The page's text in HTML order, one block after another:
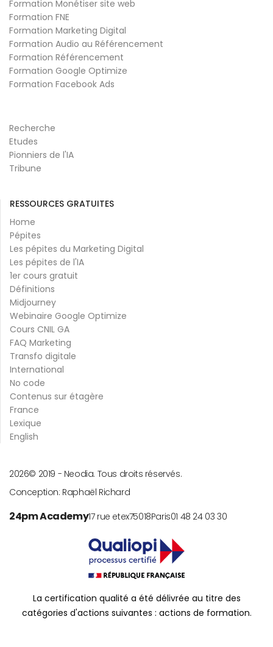
Formation Monétiser site web
Formation FNE
Formation Marketing Digital
Formation Audio au Référencement
Formation Référencement
Formation Google Optimize
Formation Facebook Ads
Recherche
Etudes
Pionniers de l'IA
Tribune
RESSOURCES GRATUITES
Home
Pépites
Les pépites du Marketing Digital
Les pépites de l'IA
1er cours gratuit
Définitions
Midjourney
Webinaire Google Optimize
Cours CNIL GA
FAQ Marketing
Transfo digitale
International
No code
Contenus sur étagère
France
Lexique
English
© 2019 -
2026
Neodia. Tous droits réservés.
Conception: Raphaël Richard
24pm Academy17 rue etex75018Paris01 48 24 03 30
La certification qualité a été délivrée au titre des
catégories d'actions suivantes : actions de formation.